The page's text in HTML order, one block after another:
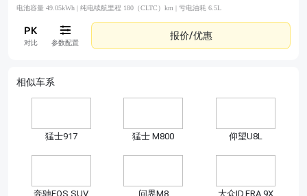
电池容量 49.05kWh | 纯电续航里程 180（CLTC）km | 亏电油耗 6.5L
对比 参数配置
报价/优惠
相似车系
猛士917 猛士 M800 仰望U8L
奔驰EQS SUV 问界M8 大众ID.ERA 9X